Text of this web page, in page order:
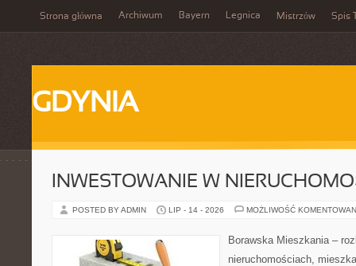
Strona główna Archiwum Bayern Legnica Mistrzów Spis
GDYNIA
INWESTOWANIE W
POSTED BY ADMIN LIP - 14 - 2026 MOŻLIWOŚĆ
Borawska Mieszkania –
nieruchomościach,